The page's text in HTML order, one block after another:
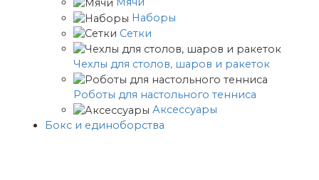
Наборы
Сетки
Чехлы для столов, шаров и ракеток
Роботы для настольного тенниса
Аксессуары
Бокс и единоборства